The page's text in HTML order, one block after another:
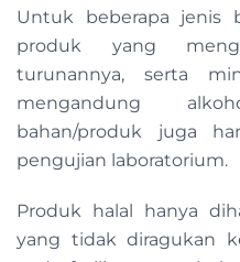
Untuk beberapa jenis
produk yang
turunannya, serta
mengandung
bahan/produk juga
pengujian laboratorium.
Produk halal hanya
yang tidak diragukan